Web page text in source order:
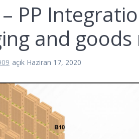
– PP
and
açık Haziran 17, 2020